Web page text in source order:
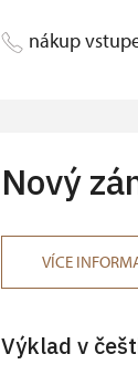
Pedagogický
Průkaz
Celoroční
Průkaz
nákup
Nový
VÍCE
Výklad v